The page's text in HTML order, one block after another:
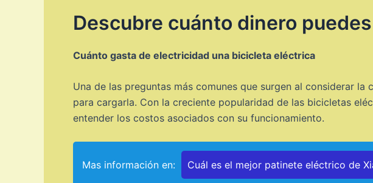
Descubre cuánto dinero
Cuánto gasta de electricidad una bicicleta eléctrica
Una de las preguntas más comunes que surgen al considerar
para cargarla. Con la creciente popularidad de las bicicletas
entender los costos asociados con su funcionamiento.
Mas información en: Cuál es el mejor patinete eléctrico de